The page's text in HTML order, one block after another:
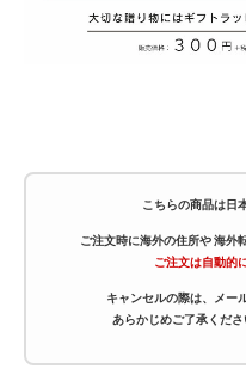
こちらの商品は日
ご注文時に海外の住所や海外
ご注文は自動的
キャンセルの際は、 メー
あらかじめご了承くだ